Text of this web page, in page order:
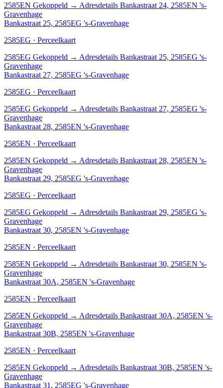
2585EN Gekoppeld → Adresdetails Bankastraat 24, 2585EN 's-
Gravenhage
Bankastraat 25, 2585EG 's-Gravenhage
2585EG · Perceelkaart
2585EG Gekoppeld → Adresdetails Bankastraat 25, 2585EG 's-
Gravenhage
Bankastraat 27, 2585EG 's-Gravenhage
2585EG · Perceelkaart
2585EG Gekoppeld → Adresdetails Bankastraat 27, 2585EG 's-
Gravenhage
Bankastraat 28, 2585EN 's-Gravenhage
2585EN · Perceelkaart
2585EN Gekoppeld → Adresdetails Bankastraat 28, 2585EN 's-
Gravenhage
Bankastraat 29, 2585EG 's-Gravenhage
2585EG · Perceelkaart
2585EG Gekoppeld → Adresdetails Bankastraat 29, 2585EG 's-
Gravenhage
Bankastraat 30, 2585EN 's-Gravenhage
2585EN · Perceelkaart
2585EN Gekoppeld → Adresdetails Bankastraat 30, 2585EN 's-
Gravenhage
Bankastraat 30A, 2585EN 's-Gravenhage
2585EN · Perceelkaart
2585EN Gekoppeld → Adresdetails Bankastraat 30A, 2585EN 's-
Gravenhage
Bankastraat 30B, 2585EN 's-Gravenhage
2585EN · Perceelkaart
2585EN Gekoppeld → Adresdetails Bankastraat 30B, 2585EN 's-
Gravenhage
Bankastraat 31, 2585EG 's-Gravenhage